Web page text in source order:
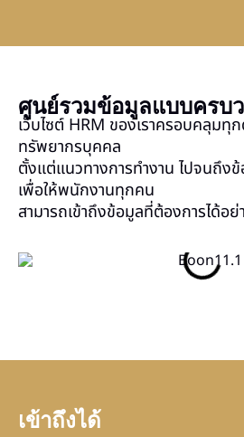
ศูนย์รวมข้อมูลแบบครบ
เว็บไซต์ HRM ของเราครอบคลุมทุ
ทรัพยากรบุคคล
ตั้งแต่แนวทางการทำงาน ไปจนถึง
เพื่อให้พนักงานทุกคน
สามารถเข้าถึงข้อมูลที่ต้องการได้อ
เข้าถึงได้